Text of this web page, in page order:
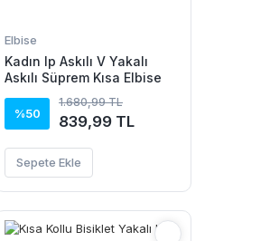
Elbise
Kadın Ip Askılı V Yakalı
Askılı Süprem Kısa Elbise
%50
1.680,99 TL
839,99 TL
Sepete Ekle